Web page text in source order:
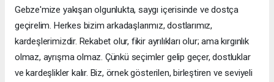
Gebze'mize yakışan olgunlukta, saygı içerisinde ve dostça
geçirelim. Herkes bizim arkadaşlarımız, dostlarımız,
kardeşlerimizdir. Rekabet olur, fikir ayrılıkları olur; ama kırgınlık
olmaz, ayrışma olmaz. Çünkü seçimler gelip geçer, dostluklar
ve kardeşlikler kalır. Biz, örnek gösterilen, birleştiren ve seviyeli